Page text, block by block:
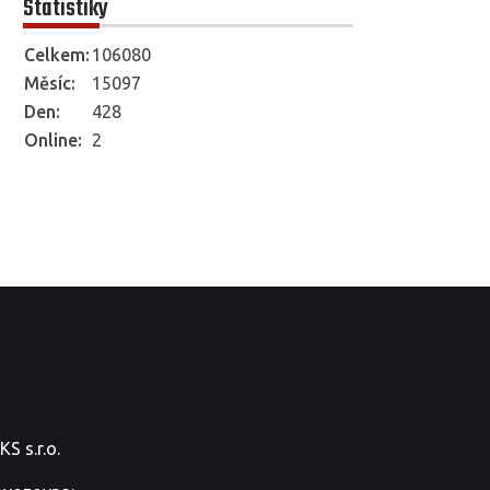
Statistiky
Online: 2
Celkem: 106080
Měsíc:
15097
Den:
428
s.r.o.